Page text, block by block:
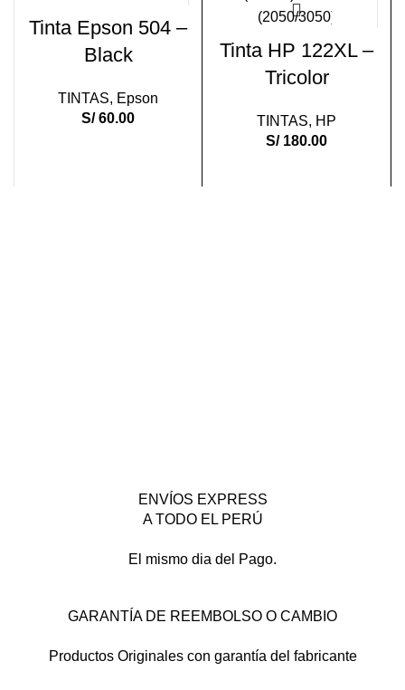
Tinta Epson 504 –
Black
TINTAS, Epson
S/60.00
Tinta HP 122XL –
Tricolor
TINTAS, HP
S/180.00
ENVÍOS EXPRESS
A TODO EL PERÚ
El mismo dia del Pago.
GARANTÍA DE REEMBOLSO O CAMBIO
Productos Originales con garantía del fabricante